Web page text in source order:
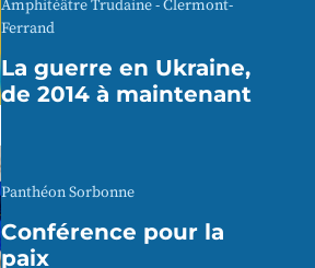
Amphitéâtre Trudaine - Clermont-
Ferrand
La guerre en Ukraine,
de 2014 à maintenant
Panthéon Sorbonne
Conférence pour la
paix